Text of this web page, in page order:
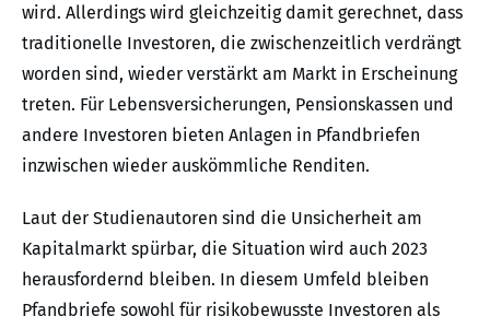
wird. Allerdings wird gleichzeitig damit gerechnet, dass
traditionelle Investoren, die zwischenzeitlich verdrängt
worden sind, wieder verstärkt am Markt in Erscheinung
treten. Für Lebensversicherungen, Pensionskassen und
andere Investoren bieten Anlagen in Pfandbriefen
inzwischen wieder auskömmliche Renditen.
Laut der Studienautoren sind die Unsicherheit am
Kapitalmarkt spürbar, die Situation wird auch 2023
herausfordernd bleiben. In diesem Umfeld bleiben
Pfandbriefe sowohl für risikobewusste Investoren als